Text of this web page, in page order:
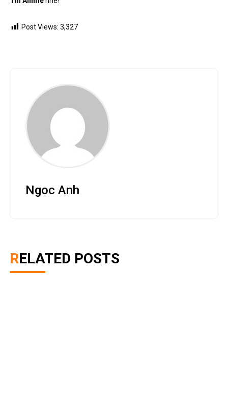
Post Views: 3,327
Ngoc Anh
RELATED POSTS